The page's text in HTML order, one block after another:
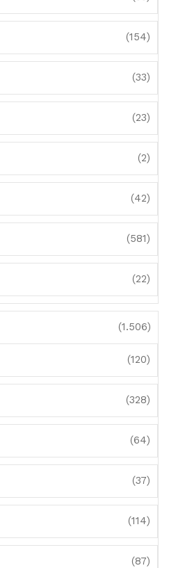
(154)
(33)
(23)
(2)
(42)
(581)
(22)
(1.506)
(120)
(328)
(64)
(37)
(114)
(87)